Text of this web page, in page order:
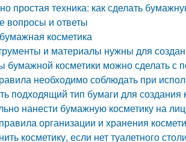
простая техника: как сделать
вопросы и ответы
косметика
и материалы нужны для
бумажной косметики можно сделать с
необходимо соблюдать при
подходящий тип бумаги для создания
нанести бумажную косметику на
организации и хранения
косметику, если нет туалетного